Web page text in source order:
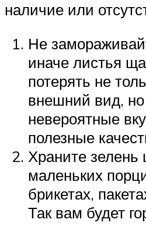
наличие или
Не
иначе листья
потерять не
внешний вид,
невероятные
полезные
Храните зелень
маленьких
брикетах,
Так вам будет